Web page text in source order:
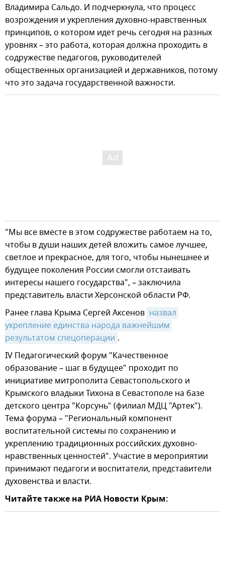
Владимира Сальдо. И подчеркнула, что процесс
возрождения и укрепления духовно-нравственных
принципов, о котором идет речь сегодня на разных
уровнях – это работа, которая должна проходить в
содружестве педагогов, руководителей
общественных организацией и державников, потому
что это задача государственной важности.
"Мы все вместе в этом содружестве работаем на то,
чтобы в души наших детей вложить самое лучшее,
светлое и прекрасное, для того, чтобы нынешнее и
будущее поколения России смогли отстаивать
интересы нашего государства", – заключила
представитель власти Херсонской области РФ.
Ранее глава Крыма Сергей Аксенов назвал
укрепление единства народа важнейшим
результатом спецоперации .
IV Педагогический форум "Качественное
образование – шаг в будущее" проходит по
инициативе митрополита Севастопольского и
Крымского владыки Тихона в Севастополе на базе
детского центра "Корсунь" (филиал МДЦ "Артек").
Тема форума – "Региональный компонент
воспитательной системы по сохранению и
укреплению традиционных российских духовно-
нравственных ценностей". Участие в мероприятии
принимают педагоги и воспитатели, представители
духовенства и власти.
Читайте также на РИА Новости Крым: